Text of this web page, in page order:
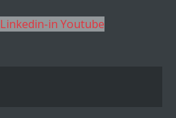
Linkedin-in Youtube